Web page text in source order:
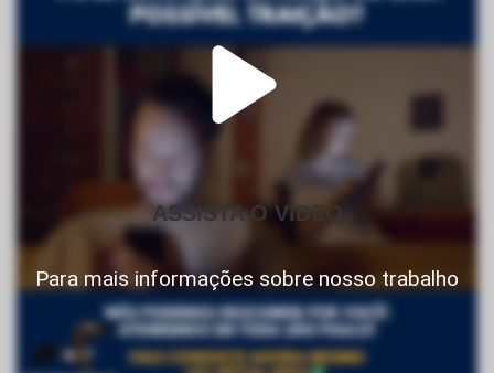
ASSISTA O VIDEO
Para mais informações sobre nosso trabalho